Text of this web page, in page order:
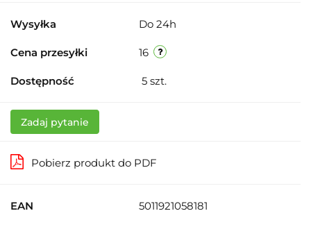
Wysyłka Do 24h
Cena przesyłki 16
Dostępność 5 szt.
Zadaj pytanie
Pobierz produkt do PDF
EAN 5011921058181